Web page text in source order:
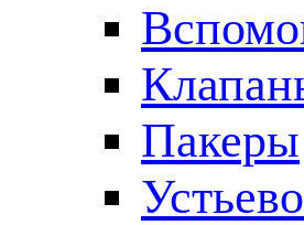
Пакеры